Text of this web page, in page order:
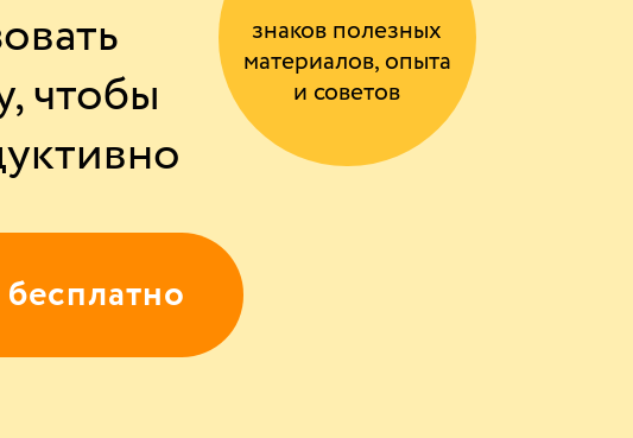
чтобы
знаков полезных
материалов, опыта
и советов